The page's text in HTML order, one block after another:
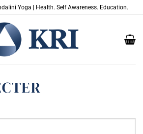
Yoga | Health. Self Awareness. Education.